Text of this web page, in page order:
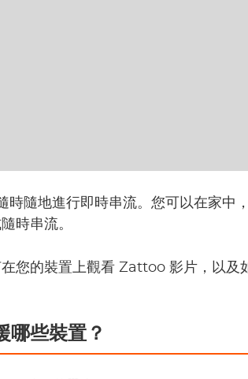
隨地進行即時串流。您可以在家中
時串流。
您的裝置上觀看 Zattoo 影片，以及
些裝置？